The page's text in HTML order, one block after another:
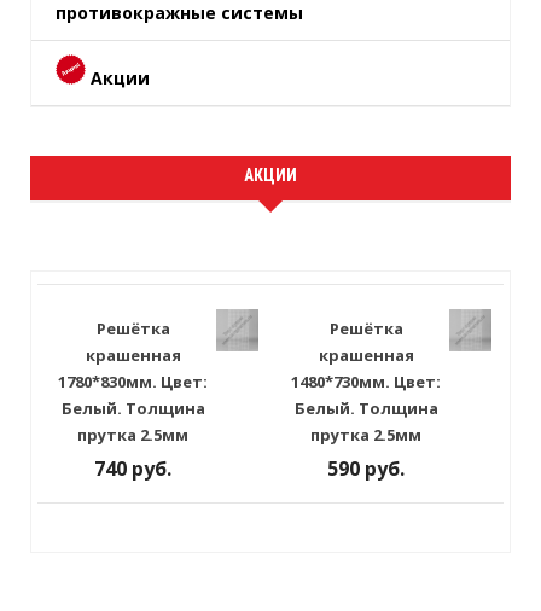
противокражные системы
Акции
АКЦИИ
Решётка
крашенная
1780*830мм. Цвет:
Белый. Толщина
прутка 2.5мм
740 руб.
Решётка
крашенная
1480*730мм. Цвет:
Белый. Толщина
прутка 2.5мм
590 руб.